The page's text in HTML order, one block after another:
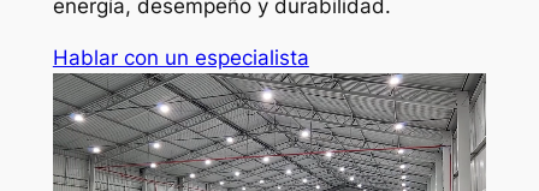
energía, desempeño y durabilidad.
Hablar con un especialista